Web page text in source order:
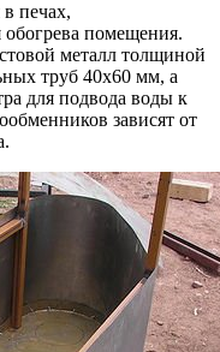
печах,
помещения.
металл толщиной
труб 40х60 мм, а
для подвода воды к
зависят от